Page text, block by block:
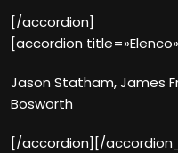
[/accordion]
[accordion
Jason Statham, James
Bosworth
[/accordion][/